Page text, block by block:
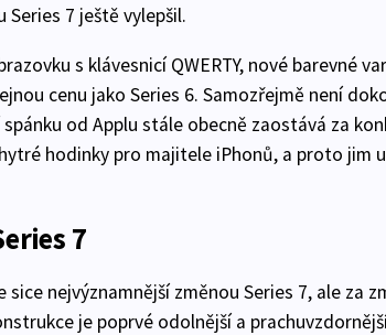
7 ještě vylepšil.
s klávesnicí QWERTY, nové barevné
cenu jako Series 6. Samozřejmě není
od Applu stále obecně zaostává za
hodinky pro majitele iPhonů, a proto jim
7
sice nejvýznamnější změnou Series 7, ale za
je poprvé odolnější a